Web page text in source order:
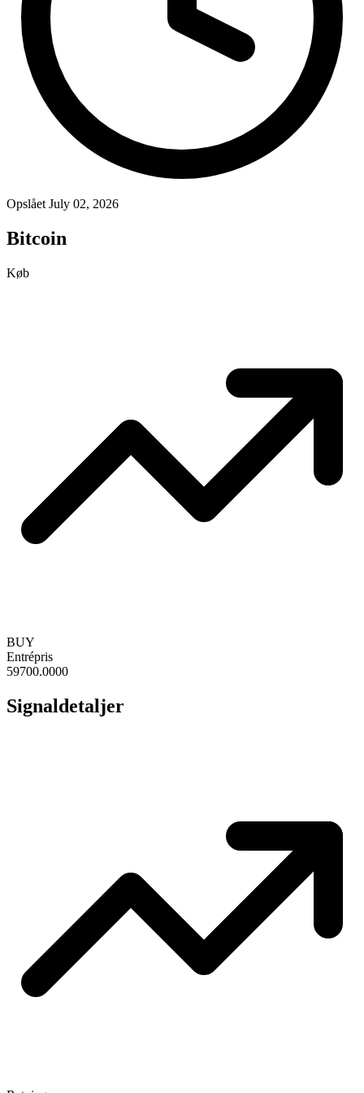
Opslået July 02, 2026
Bitcoin
Køb
BUY
Entrépris
59700.0000
Signaldetaljer